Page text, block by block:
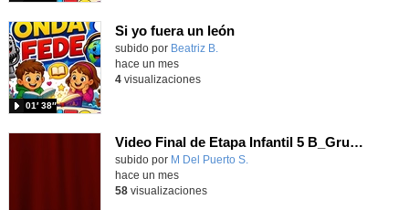
Si yo fuera un león
Contenido educativo.
subido por Beatriz B.
01′ 38″
hace un mes
4visualizaciones
Video Final de Etapa Infantil 5 B_Grupo de los Búhos
Contenido educativo.
subido por M Del Puerto S.
hace un mes
58visualizaciones